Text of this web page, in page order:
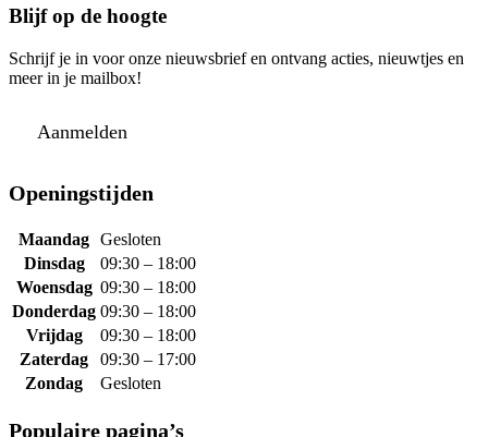
Blijf op de hoogte
Schrijf je in voor onze nieuwsbrief en ontvang acties, nieuwtjes en
meer in je mailbox!
Aanmelden
Openingstijden
Maandag Gesloten
Dinsdag
09:30 – 18:00
Woensdag 09:30 – 18:00
Donderdag 09:30 – 18:00
Vrijdag
09:30 – 18:00
Zaterdag
09:30 – 17:00
Zondag
Gesloten
Populaire pagina’s